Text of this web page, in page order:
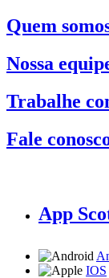
Quem
Nossa
Trabalhe
Fale
App
IOS